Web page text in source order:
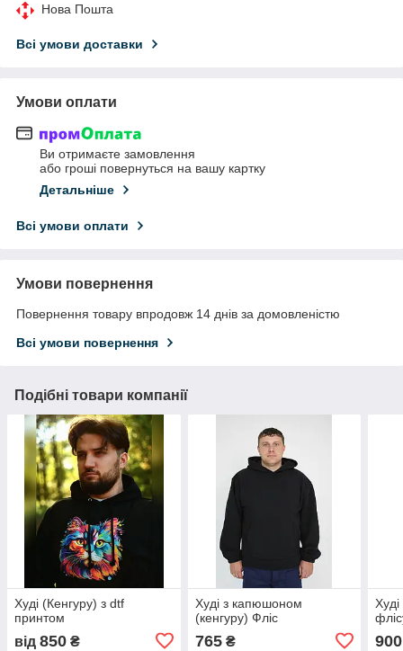
Нова Пошта
Всі умови доставки
Умови оплати
Ви отримаєте замовлення
або гроші повернуться на вашу картку
Детальніше
Всі умови оплати
Умови повернення
Повернення товару впродовж 14 днів за домовленістю
Всі умови повернення
Подібні товари компанії
Худі (Кенгуру) з dtf
принтом
від 850 ₴
Худі з капюшоном
(кенгуру) Фліс
765₴ 900